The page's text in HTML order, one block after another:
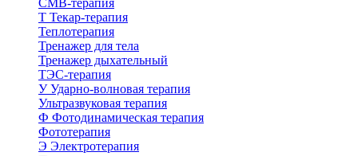
СМВ-терапия
Т Текар-терапия
Теплотерапия
Тренажер для тела
Тренажер дыхательный
ТЭС-терапия
УУдарно-волновая терапия
Ультразвуковая терапия
Ф Фотодинамическая терапия
Фототерапия
Э Электротерапия